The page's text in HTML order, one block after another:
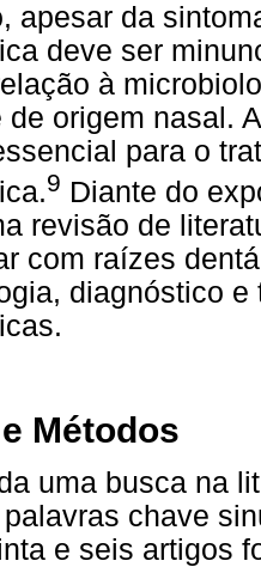
apesar da
deve ser
à
de origem nasal.
para o
9 Diante do
revisão de
com raízes
diagnóstico
Métodos
uma busca na
chave
e seis artigos